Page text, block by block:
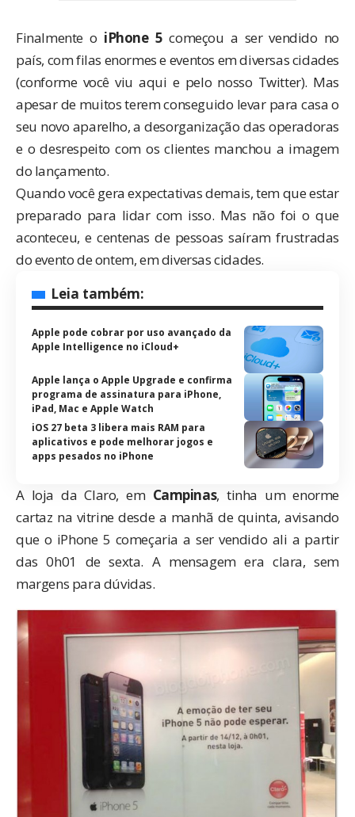
Finalmente o iPhone 5 começou a ser vendido no
país, com filas enormes e eventos em diversas cidades
(conforme vocêviu aqui e pelo nosso Twitter). Mas
apesar de muitos terem conseguido levar para casa o
seu novo aparelho, a desorganização das operadoras
e o desrespeito com os clientes manchou a imagem
do lançamento.
Quando você gera expectativas demais, tem que estar
preparado para lidar com isso. Mas não foi o que
aconteceu, e centenas de pessoas saíram frustradas
do evento de ontem, em diversas cidades.
Leia também:
Apple pode cobrar por uso avançado da
Apple Intelligence no iCloud+
Apple lança o Apple Upgrade e confirma
programa de assinatura para iPhone,
iPad, Mac e Apple Watch
iOS 27 beta 3 libera mais RAM para
aplicativos e pode melhorar jogos e
apps pesados no iPhone
A loja da Claro, em Campinas, tinha um enorme
cartaz na vitrine desde a manhã de quinta, avisando
que o iPhone 5 começaria a ser vendido ali a partir
das 0h01 de sexta. A mensagem era clara, sem
margens para dúvidas.